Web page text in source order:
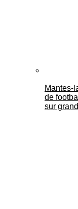
Mantes-
de
sur